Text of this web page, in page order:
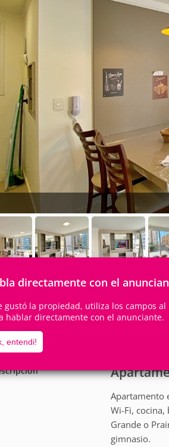
directamente con el
gustó la propiedad, utiliza los campos al
hablar directamente con el anunciante.
entendi!
4Personas 1
Apartamento
Wi-Fi, cocina,
Grande o
gimnasio.